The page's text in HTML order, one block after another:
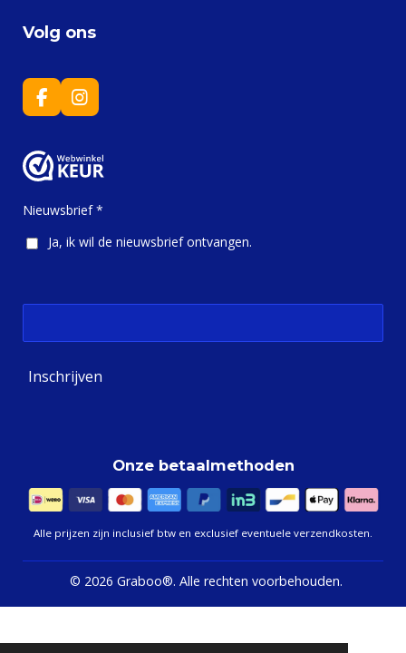
Volg ons
F
a
e
b
o
I
n
t
a
r
m
Nieuwsbrief *
Ja, ik wil de nieuwsbrief ontvangen.
Inschrijven
Onze betaalmethoden
Alle prijzen zijn inclusief btw en exclusief eventuele verzendkosten.
© 2026 Graboo®. Alle rechten voorbehouden.